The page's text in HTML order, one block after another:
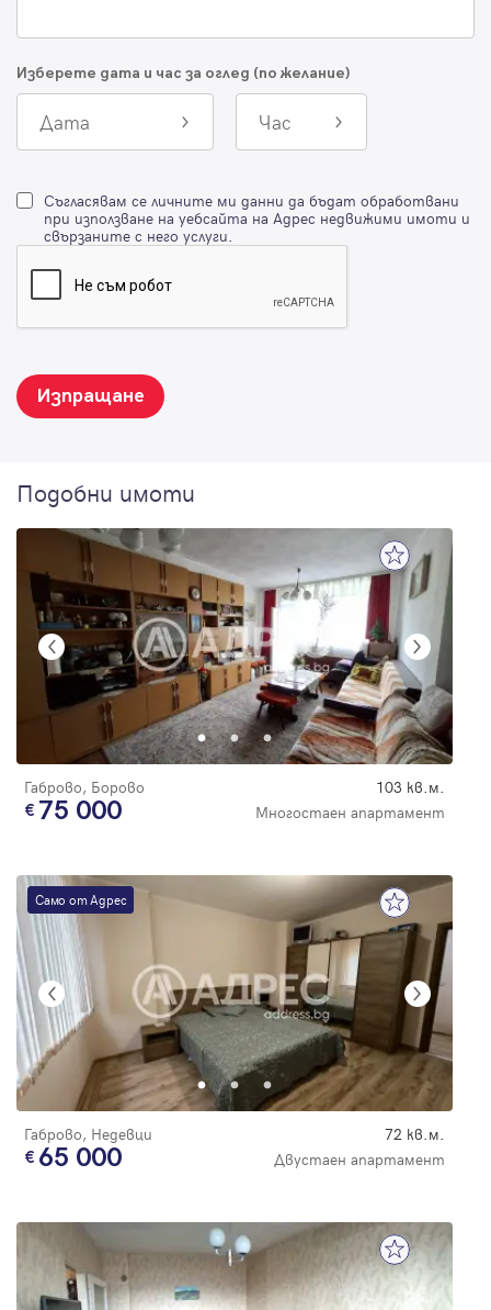
Изберете дата и час за оглед (по желание)
Дата Час
Съгласявам се личните ми данни да бъдат обработвани
при използване на уебсайта на Адрес недвижими имоти и
свързаните с него услуги.
Изпращане
Подобни имоти
Габрово, Борово 103 кв.м.
75 000 Многостаен апартамент
Само от Адрес
Габрово, Недевци 72 кв.м.
65 000 Двустаен апартамент